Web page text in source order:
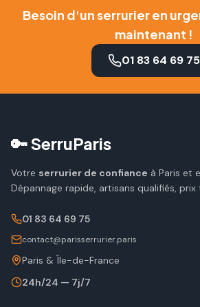
Besoin d'un serrurier en
maintenant !
01 83 64 69 75
🔑 SerruParis
Votre serrurier de confiance à Paris et
Dépannage rapide, artisans qualifiés,
01 83 64 69 75
contact@parisserrurier.paris
Paris & Île-de-France
24h/24 — 7j/7